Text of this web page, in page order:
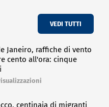
VEDI TUTTI
Janeiro, raffiche di vento
cento all'ora: cinque
centinaia di migranti